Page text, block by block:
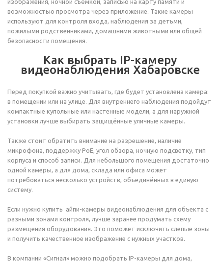
возможностью просмотра через приложение. Такие камеры
используют для контроля входа, наблюдения за детьми,
пожилыми родственниками, домашними животными или общей
безопасности помещения.
Как выбрать IP-камеру
видеонаблюдения Хабаровске
Перед покупкой важно учитывать, где будет установлена камера:
в помещении или на улице. Для внутреннего наблюдения подойдут
компактные купольные или настенные модели, а для наружной
установки лучше выбирать защищённые уличные камеры.
Также стоит обратить внимание на разрешение, наличие
микрофона, поддержку PoE, угол обзора, ночную подсветку, тип
корпуса и способ записи. Для небольшого помещения достаточно
одной камеры, а для дома, склада или офиса может
потребоваться несколько устройств, объединённых в единую
систему.
Если нужно купить айпи-камеры видеонаблюдения для объекта с
разными зонами контроля, лучше заранее продумать схему
размещения оборудования. Это поможет исключить слепые зоны
и получить качественное изображение с нужных участков.
В компании «Сигнал» можно подобрать IP-камеры для дома,